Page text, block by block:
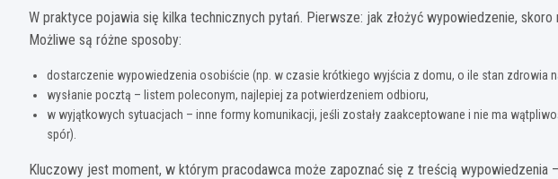
W praktyce pojawia się kilka technicznych pytań. Pierwsze: jak złożyć wypowiedzenie,
Możliwe są różne sposoby:
dostarczenie wypowiedzenia osobiście (np. w czasie krótkiego wyjścia z domu, o ile stan zdrowia
wysłanie pocztą – listem poleconym, najlepiej za potwierdzeniem odbioru,
w wyjątkowych sytuacjach – inne formy komunikacji, jeśli zostały zaakceptowane i nie ma
spór).
Kluczowy jest moment, w którym pracodawca może zapoznać się z treścią wypowiedzenia